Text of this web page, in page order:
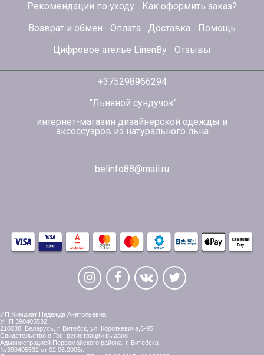
Рекомендации по уходу
Как оформить заказ?
Возврат и обмен
Оплата Доставка
Помощь
Цифровое ателье LinenBy
Отзывы
+375298966294
"Льняной сундучок"
интернет-магазин дизайнерской одежды и
аксессуаров из натурального льна
belinfo88@mail.ru
ИП Химдиат Надежда Анатольевна
УНП 390405532
210038, Беларусь, г. Витебск, ул. Короткевича,6-95
Свидетельство о Гос. регистрации выдано
Администрацией Первомайского района, г. Витебска
№390405532 от 02.06.2006г.